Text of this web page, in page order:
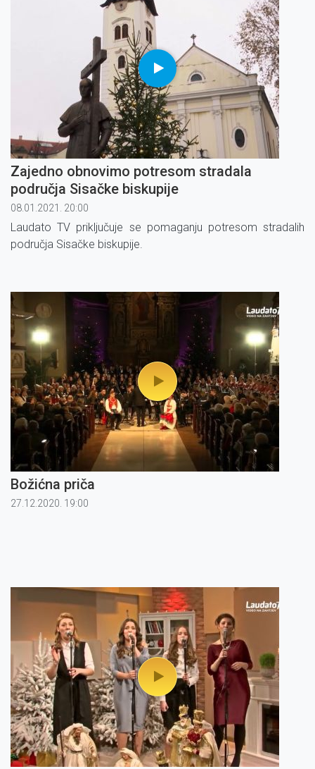
Zajedno obnovimo potresom stradala
područja Sisačke biskupije
08.01.2021. 20:00
Laudato TV priključuje se pomaganju potresom stradalih
područja Sisačke biskupije.
Božićna priča
27.12.2020. 19:00